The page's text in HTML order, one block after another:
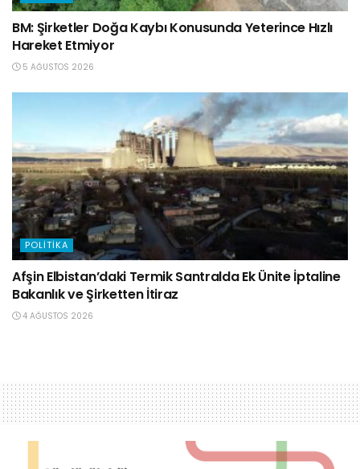
BM: Şirketler Doğa Kaybı Konusunda Yeterince Hızlı
Hareket Etmiyor
5 AĞUSTOS 2026
POLITIKA
Afşin Elbistan’daki Termik Santralda Ek Ünite İptaline
Bakanlık ve Şirketten İtiraz
4 AĞUSTOS 2026